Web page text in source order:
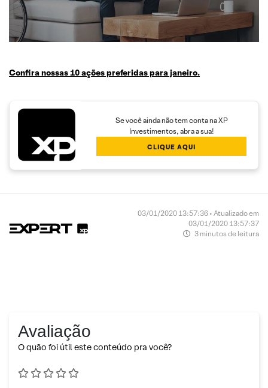
Confira nossas 10 ações preferidas para janeiro.
Se você ainda não tem conta na XP
Investimentos, abra a sua!
CLIQUE AQUI
03/01/2020 13:57:36 • Atualizado em
03/01/2020 13:57:37
3 minutos de leitura
Avaliação
O quão foi útil este conteúdo pra você?